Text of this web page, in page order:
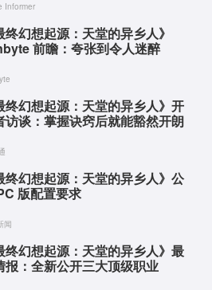
Informer
终幻想起源：天堂的异乡人》
前瞻：夸张到令人迷醉
终幻想起源：天堂的异乡人》开
访谈：掌握诀窍后就能豁然开朗
终幻想起源：天堂的异乡人》公
版配置要求
闻
终幻想起源：天堂的异乡人》最
报：全新公开三大顶级职业